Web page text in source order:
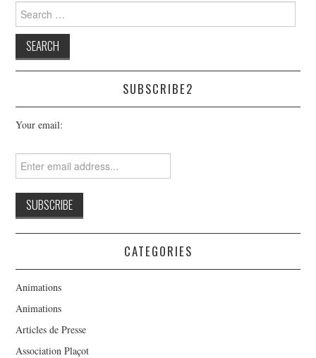
Search
for:
SUBSCRIBE2
Your email:
CATEGORIES
Animations
Animations
Articles de Presse
Association Plaçot